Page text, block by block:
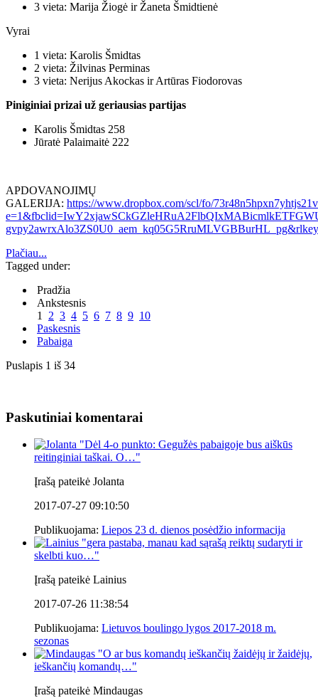
3 vieta: Marija Žiogė ir Žaneta Šmidtienė
Vyrai
1 vieta: Karolis Šmidtas
2 vieta: Žilvinas Perminas
3 vieta: Nerijus Akockas ir Artūras Fiodorovas
Piniginiai prizai už geriausias partijas
Karolis Šmidtas 258
Jūratė Palaimaitė 222
APDOVANOJIMŲ
GALERIJA: https://www.dropbox.com/scl/fo/
Plačiau...
Tagged under:
Pradžia
Ankstesnis
1
2 3 4 5 6 7 8 9 10
Paskesnis
Pabaiga
Puslapis 1 iš 34
Paskutiniai komentarai
"Dėl 4-o punkto: Gegužės pabaigoje bus aiškūs
reitinginiai taškai. O…"
Įrašą pateikė Jolanta
2017-07-27 09:10:50
Publikuojama: Liepos 23 d. dienos posėdžio informacija
"gera pastaba, manau kad sąrašą reiktų sudaryti ir
skelbti kuo…"
Įrašą pateikė Lainius
2017-07-26 11:38:54
Publikuojama: Lietuvos boulingo lygos 2017-2018 m.
sezonas
"O ar bus komandų ieškančių žaidėjų ir žaidėjų,
ieškančių komandų…"
Įrašą pateikė Mindaugas